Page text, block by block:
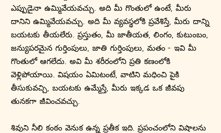
ఎప్పుడైనా ఉమ్మివేయవచ్చు. అది మీ గొంతులో ఉంటే, మీరు
దానిని ఉమ్మివేయవచ్చు. అది మీ వ్యవస్థలోకి ప్రవేశిస్తే, మీరు దాన్ని
బయటకు తీయలేరు. ప్రస్తుతం, మీ జాతీయత, లింగం, కుటుంబం,
జన్యుపరమైన గుర్తింపులు, జాతి గుర్తింపులు, మతం - ఇవి మీ
గొంతులో ఆగలేదు. అవి మీ శరీరంలోని ప్రతి కణంలోకి
వెళ్లిపోయాయి. విషయం ఏమిటంటే, వాటిని మధించి పైకి
తీసుకువచ్చి, బయటకు ఉమ్మేస్తే, మీరు ఇక్కడ ఒక జీవపు
తునకగా జీవించవచ్చు.
శివుని నీలి కంఠం వెనుక ఉన్న ప్రతీక ఇది. ప్రపంచంలోని విషాలను